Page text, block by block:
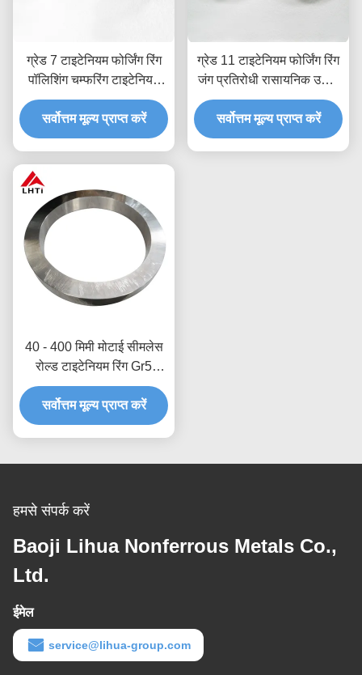
ग्रेड 7 टाइटेनियम फोर्जिंग रिंग
पॉलिशिंग चम्फरिंग टाइटेनियम
फोर्जिंग
सर्वोत्तम मूल्य प्राप्त करें
ग्रेड 11 टाइटेनियम फोर्जिंग रिंग
जंग प्रतिरोधी रासायनिक उद्योग
टाइटेनियम फोर्जिंग
सर्वोत्तम मूल्य प्राप्त करें
40 - 400 मिमी मोटाई सीमलेस
रोल्ड टाइटेनियम रिंग Gr5
टाइटेनियम फोर्जिंग रिंग
सर्वोत्तम मूल्य प्राप्त करें
हमसे संपर्क करें
Baoji Lihua Nonferrous Metals Co.,
Ltd.
ईमेल
service@lihua-group.com